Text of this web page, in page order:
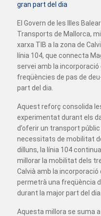
gran part del dia
El Govern de les Illes
Transports de Mallorca,
xarxa TIB a la zona de
línia 104, que connecta
servei amb la
freqüències de pas de
part del dia.
Aquest reforç consolida
experimentat durant els
d’oferir un transport
necessitats de mobilitat
dilluns, la línia 104
millorar la mobilitat dels
Calvià amb la
permetrà una freqüència
durant la major part del dia.
Aquesta millora se suma